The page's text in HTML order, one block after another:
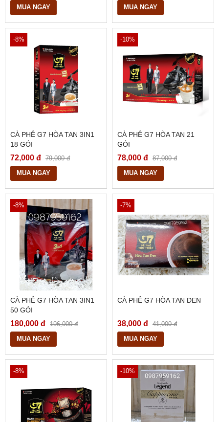
MUA NGAY MUA NGAY
-8%
CÀ PHÊ G7 HÒA TAN 3IN1
18 GÓI
72,000 đ 79,000 đ
MUA NGAY
-10%
CÀ PHÊ G7 HÒA TAN 21
GÓI
78,000 đ 87,000 đ
MUA NGAY
-8%
CÀ PHÊ G7 HÒA TAN 3IN1
50 GÓI
180,000 đ 196,000 đ
MUA NGAY
-7%
CÀ PHÊ G7 HÒA TAN ĐEN
38,000 đ 41,000 đ
MUA NGAY
-8% -10%